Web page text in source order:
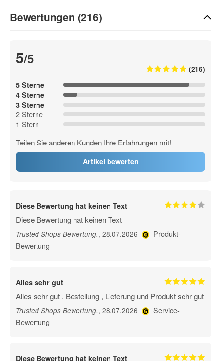
Bewertungen (216)
5/5
(216)
5 Sterne
4 Sterne
3 Sterne
2 Sterne
1 Stern
Teilen Sie anderen Kunden Ihre Erfahrungen mit!
Artikel bewerten
Diese Bewertung hat keinen Text
Diese Bewertung hat keinen Text
Trusted Shops Bewertung., 28.07.2026
Produkt-
Bewertung
Alles sehr gut
Alles sehr gut . Bestellung , Lieferung und Produkt sehr gut
Trusted Shops Bewertung., 28.07.2026
Service-
Bewertung
Diese Bewertung hat keinen Text